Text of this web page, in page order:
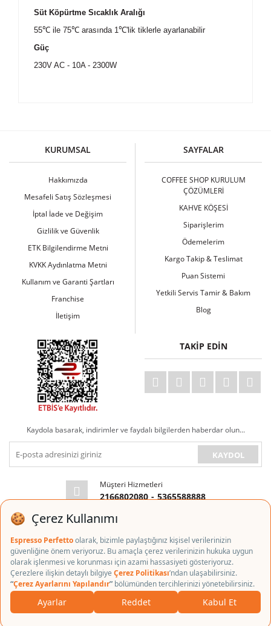
Süt Köpürtme Sıcaklık Aralığı
55℃ ile 75℃ arasında 1℃'lik tiklerle ayarlanabilir
Güç
230V AC - 10A - 2300W
KURUMSAL
Hakkımızda
Mesafeli Satış Sözleşmesi
İptal İade ve Değişim
Gizlilik ve Güvenlik
ETK Bilgilendirme Metni
KVKK Aydınlatma Metni
Kullanım ve Garanti Şartları
Franchise
İletişim
SAYFALAR
COFFEE SHOP KURULUM
ÇÖZÜMLERİ
KAHVE KÖŞESİ
Siparişlerim
Ödemelerim
Kargo Takip & Teslimat
Puan Sistemi
Yetkili Servis Tamir & Bakım
Blog
TAKİP EDİN
Kaydola basarak, indirimler ve faydalı bilgilerden haberdar olun...
KAYDOL
Müşteri Hizmetleri
2166802080 - 5365588888
E-posta Adresi
Copyright © 2018 espressoperfetto.com Tüm Kredi Kartı Bilgileriniz 256bit
SSL Sertifikası ile korunmaktadır.